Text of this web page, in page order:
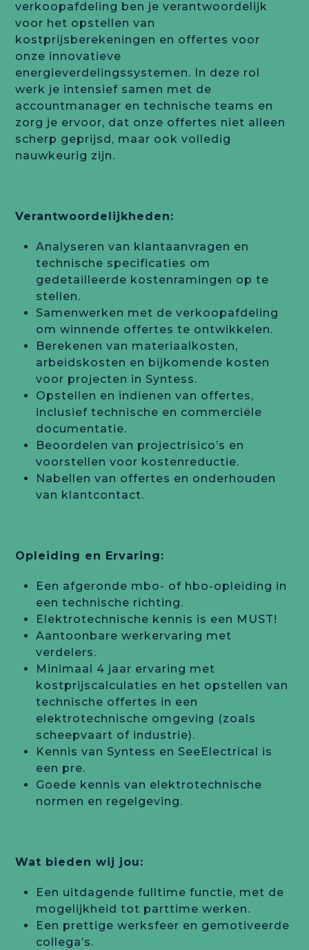
verkoopafdeling ben je verantwoordelijk
voor het opstellen van
kostprijsberekeningen en offertes voor
onze innovatieve
energieverdelingssystemen. In deze rol
werk je intensief samen met de
accountmanager en technische teams en
zorg je ervoor, dat onze offertes niet alleen
scherp geprijsd, maar ook volledig
nauwkeurig zijn.
Verantwoordelijkheden:
Analyseren van klantaanvragen en
technische specificaties om
gedetailleerde kostenramingen op te
stellen.
Samenwerken met de verkoopafdeling
om winnende offertes te ontwikkelen.
Berekenen van materiaalkosten,
arbeidskosten en bijkomende kosten
voor projecten in Syntess.
Opstellen en indienen van offertes,
inclusief technische en commerciële
documentatie.
Beoordelen van projectrisico’s en
voorstellen voor kostenreductie.
Nabellen van offertes en onderhouden
van klantcontact.
Opleiding en Ervaring:
Een afgeronde mbo- of hbo-opleiding in
een technische richting.
Elektrotechnische kennis is een MUST!
Aantoonbare werkervaring met
verdelers.
Minimaal 4 jaar ervaring met
kostprijscalculaties en het opstellen van
technische offertes in een
elektrotechnische omgeving (zoals
scheepvaart of industrie).
Kennis van Syntess en SeeElectrical is
een pre.
Goede kennis van elektrotechnische
normen en regelgeving.
Wat bieden wij jou:
Een uitdagende fulltime functie, met de
mogelijkheid tot parttime werken.
Een prettige werksfeer en gemotiveerde
collega’s.